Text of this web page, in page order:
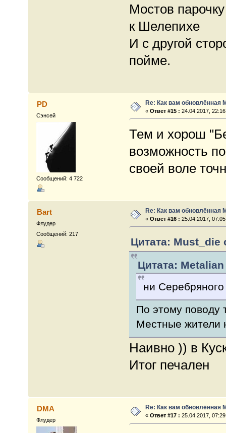
Мостов
к Шелепихе
И с другой
пойме.
PD
Сэнсей
Сообщений: 4 722
Re: Как вам обновлённая
«Ответ #15 : 24.04.2017,
Тем и хорош
возможность
своей воле
Bart
Флудер
Сообщений: 217
Re: Как вам обновлённая
«Ответ #16 : 25.04.2017,
Цитата: Must_die
Цитата:
ни
По этому поводу
Местные жители
Наивно )) в
Итог печален
DMA
Флудер
Re: Как вам обновлённая
«Ответ #17 : 25.04.2017,